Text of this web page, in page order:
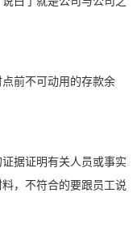
前不可动用的存款余
据证明有关人员或事实
，不符合的要跟员工说